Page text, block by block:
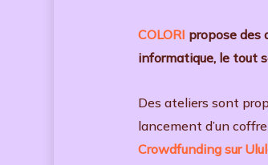
COLORI propose des
informatique, le tout
Des ateliers sont
lancement d’un
Crowdfunding sur